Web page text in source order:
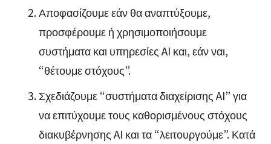
Αποφασίζουμε εάν θα αναπτύξουμε,
προσφέρουμε ή χρησιμοποιήσουμε
συστήματα και υπηρεσίες AI και, εάν ναι,
“θέτουμε στόχους”.
Σχεδιάζουμε “συστήματα διαχείρισης AI” για
να επιτύχουμε τους καθορισμένους στόχους
διακυβέρνησης AI και τα “λειτουργούμε”. Κατά